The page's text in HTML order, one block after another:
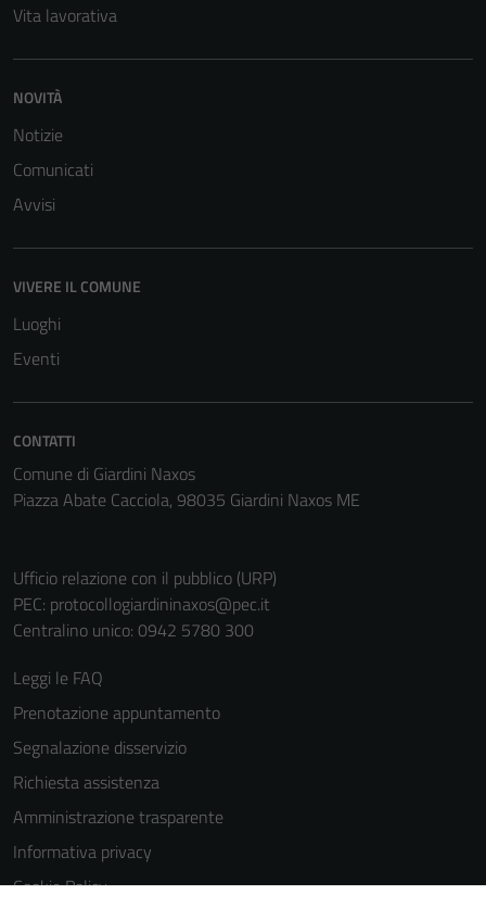
Vita lavorativa
NOVITÀ
Notizie
Comunicati
Avvisi
VIVERE IL COMUNE
Luoghi
Eventi
CONTATTI
Comune di Giardini Naxos
Piazza Abate Cacciola, 98035 Giardini Naxos ME
Ufficio relazione con il pubblico (URP)
PEC: protocollogiardininaxos@pec.it
Centralino unico: 0942 5780 300
Leggi le FAQ
Prenotazione appuntamento
Segnalazione disservizio
Richiesta assistenza
Amministrazione trasparente
Informativa privacy
Cookie Policy
funzionamento